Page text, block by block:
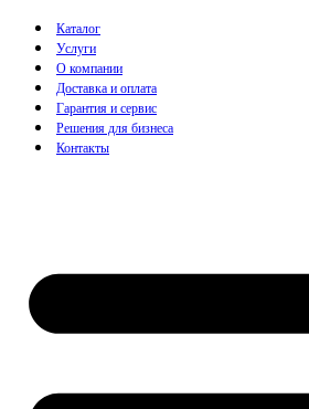
Каталог
Услуги
О компании
Доставка и оплата
Гарантия и сервис
Решения для бизнеса
Контакты